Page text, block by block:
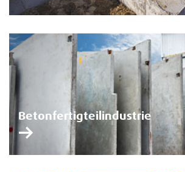
Betonfertigteilindustrie